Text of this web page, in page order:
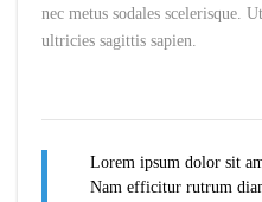
nec metus sodales scelerisque.
ultricies sagittis sapien.
Lorem ipsum dolor sit
Nam efficitur rutrum